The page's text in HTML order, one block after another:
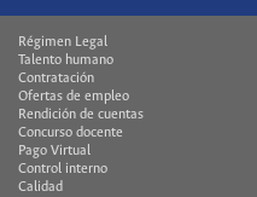
Régimen Legal
Talento humano
Contratación
Ofertas de empleo
Rendición de cuentas
Concurso docente
Pago Virtual
Control interno
Calidad